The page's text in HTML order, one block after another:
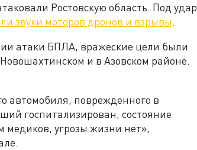
Ростовскую область. Под удар
звуки моторов дронов и взрывы.
атаки БПЛА, вражеские цели были
и в Азовском районе.
автомобиля, поврежденного в
госпитализирован, состояние
угрозы жизни нет»,